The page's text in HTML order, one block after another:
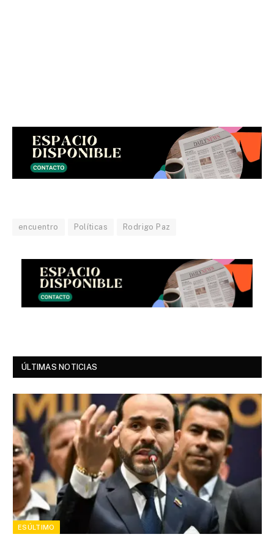
encuentro Políticas Rodrigo Paz
ÚLTIMAS NOTICIAS
ESÚLTIMO